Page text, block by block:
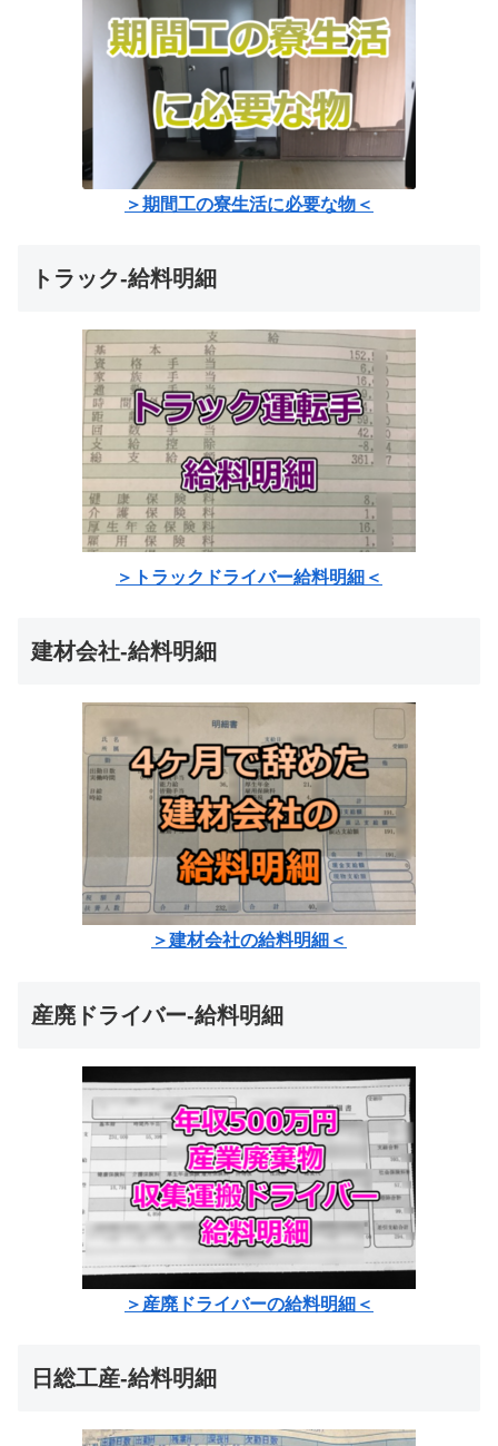
＞期間工の寮生活に必要な物＜
トラック-給料明細
＞トラックドライバー給料明細＜
建材会社-給料明細
＞建材会社の給料明細＜
産廃ドライバー-給料明細
＞産廃ドライバーの給料明細＜
日総工産-給料明細